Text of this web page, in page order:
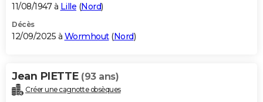
11/08/1947 à Lille (Nord)
Décès
12/09/2025 à Wormhout(Nord)
Jean PIETTE (93 ans)
Créer une cagnotte obsèques